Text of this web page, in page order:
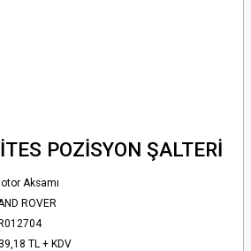
POZİSYON ŞALTERİ
Aksamı
ROVER
TL + KDV